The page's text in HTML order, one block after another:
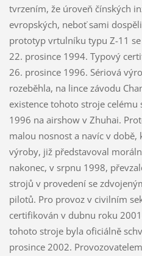
tvrzením, že úroveň čínských
evropských, neboť sami
prototyp vrtulníku typu Z-11
22. prosince 1994. Typový
26. prosince 1996. Sériová
rozeběhla, na lince závodu
existence tohoto stroje
1996 na airshow v Zhuhai.
malou nosnost a navíc v době,
výroby, již představoval
nakonec, v srpnu 1998,
strojů v provedení se
pilotů. Pro provoz v civilním
certifikován v dubnu roku
tohoto stroje byla oficiálně
prosince 2002.